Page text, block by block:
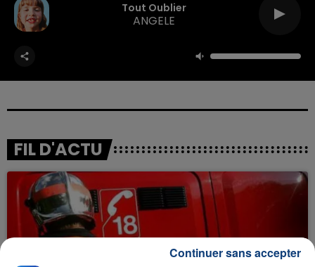
Tout Oublier
ANGELE
FIL D'ACTU
Continuer sans accepter